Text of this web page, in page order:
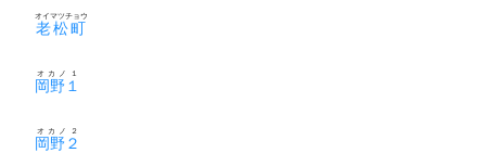
老松町
オイマツチョウ
岡野１
オカノ１
岡野２
オカノ２